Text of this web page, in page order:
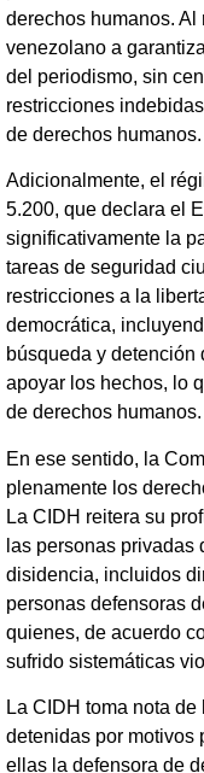
derechos humanos. Al
venezolano a
del periodismo, sin
restricciones
de derechos humanos.
Adicionalmente, el
5.200, que declara el
significativamente la
tareas de seguridad
restricciones a la
democrática,
búsqueda y detención
apoyar los hechos, lo
de derechos humanos.
En ese sentido, la
plenamente los
La CIDH reitera su
las personas
disidencia, incluidos
personas defensoras
quienes, de acuerdo
sufrido sistemáticas
La CIDH toma nota
detenidas por motivos
ellas la defensora de